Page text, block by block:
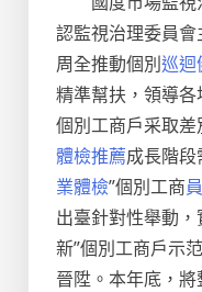
認監視治理委員
周全推動個別巡迴
精準幫扶，領導各
個別工商戶采取
體檢推薦成長階段
業體檢”個別工商
出臺針對性舉動
新”個別工商戶示
晉陞。本年底，